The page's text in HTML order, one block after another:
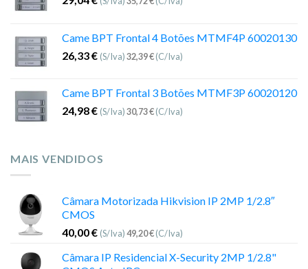
Came BPT Frontal 4 Botões MTMF4P 60020130
26,33€ (S/Iva)32,39€(C/Iva)
Came BPT Frontal 3 Botões MTMF3P 60020120
24,98€ (S/Iva)30,73€(C/Iva)
MAIS VENDIDOS
Câmara Motorizada Hikvision IP 2MP 1/2.8″
CMOS
40,00€ (S/Iva)49,20€(C/Iva)
Câmara IP Residencial X-Security 2MP 1/2.8"